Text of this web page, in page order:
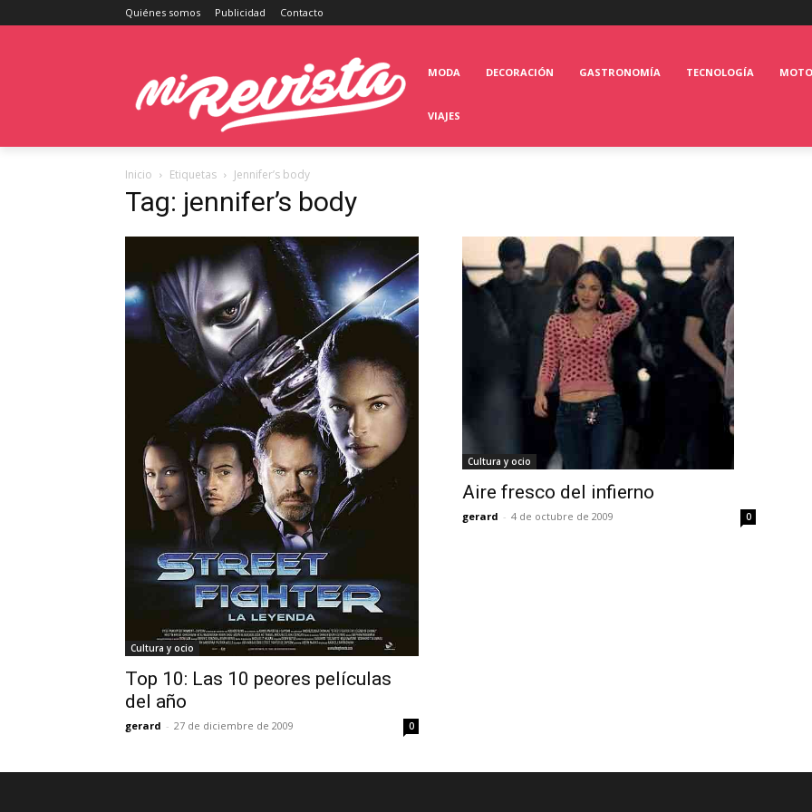
Quiénes somos Publicidad Contacto
MODA DECORACIÓN GASTRONOMÍA TECNOLOGÍA
VIAJES
Inicio Etiquetas Jennifer’s body
Tag: jennifer’s body
Cultura y ocio
Top 10: Las 10 peores películas
del año
gerard - 27 de diciembre de 2009 0
Cultura y ocio
Aire fresco del infierno
gerard - 4 de octubre de 2009 0